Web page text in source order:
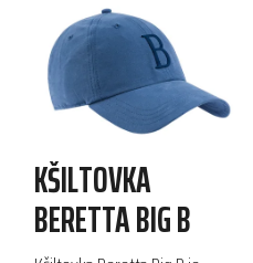
KŠILTOVKA
BERETTA BIG B